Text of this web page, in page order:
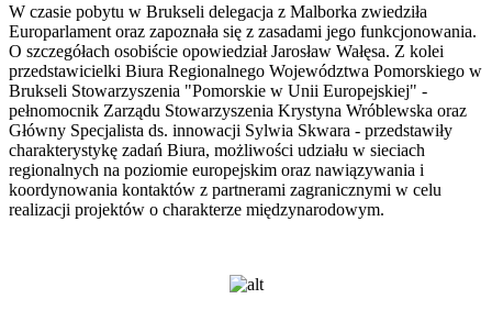
W czasie pobytu w Brukseli delegacja z Malborka zwiedziła
Europarlament oraz zapoznała się z zasadami jego funkcjonowania.
O szczegółach osobiście opowiedział Jarosław Wałęsa. Z kolei
przedstawicielki Biura Regionalnego Województwa Pomorskiego w
Brukseli Stowarzyszenia "Pomorskie w Unii Europejskiej" -
pełnomocnik Zarządu Stowarzyszenia Krystyna Wróblewska oraz
Główny Specjalista ds. innowacji Sylwia Skwara - przedstawiły
charakterystykę zadań Biura, możliwości udziału w sieciach
regionalnych na poziomie europejskim oraz nawiązywania i
koordynowania kontaktów z partnerami zagranicznymi w celu
realizacji projektów o charakterze międzynarodowym.